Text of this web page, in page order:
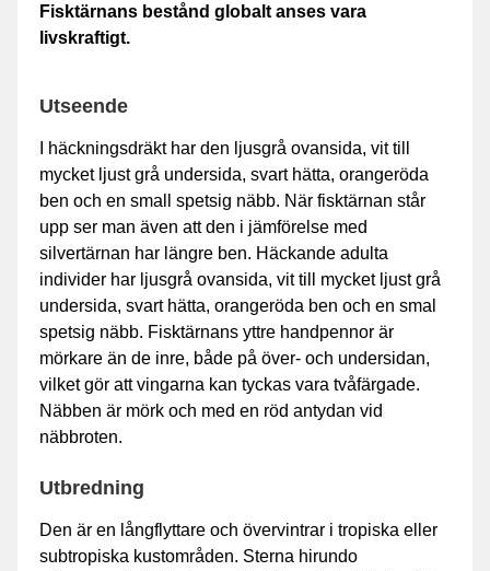
Fisktärnans bestånd globalt anses vara
livskraftigt.
Utseende
I häckningsdräkt har den ljusgrå ovansida, vit till
mycket ljust grå undersida, svart hätta, orangeröda
ben och en small spetsig näbb. När fisktärnan står
upp ser man även att den i jämförelse med
silvertärnan har längre ben. Häckande adulta
individer har ljusgrå ovansida, vit till mycket ljust grå
undersida, svart hätta, orangeröda ben och en smal
spetsig näbb. Fisktärnans yttre handpennor är
mörkare än de inre, både på över- och undersidan,
vilket gör att vingarna kan tyckas vara tvåfärgade.
Näbben är mörk och med en röd antydan vid
näbbroten.
Utbredning
Den är en långflyttare och övervintrar i tropiska eller
subtropiska kustområden. Sterna hirundo